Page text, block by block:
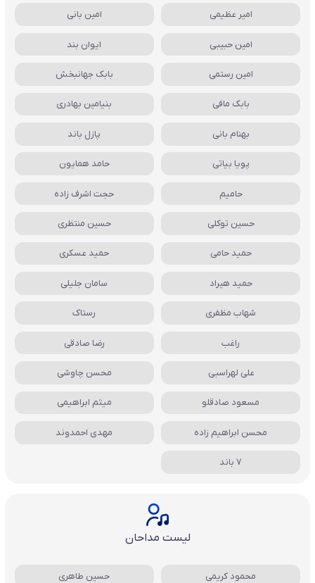
امیر عظیمی امین بانی
امین حبیبی ایوان بند
امین رستمی بابک جهانبخش
بابک مافی بنیامین بهادری
بهنام بانی پازل باند
پویا بیاتی حامد همایون
حامیم حجت اشرف زاده
حسین توکلی حسین منتظری
حمید حامی حمید عسکری
حمید هیراد سامان جلیلی
شهاب مظفری رستاک
راغب رضا صادقی
علی لهراسبی محسن چاوشی
مسعود صادقلو میثم ابراهیمی
محسن ابراهیم زاده مهدی احمدوند
7 باند
لیست مداحان
محمود کریمی حسین طاهری